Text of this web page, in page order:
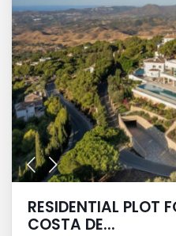
RESIDENTIAL PLOT
COSTA DE...